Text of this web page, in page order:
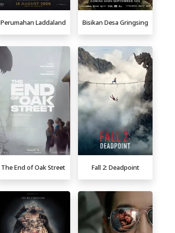
Perumahan Laddaland Bisikan Desa Gringsing
The End of Oak Street Fall 2: Deadpoint